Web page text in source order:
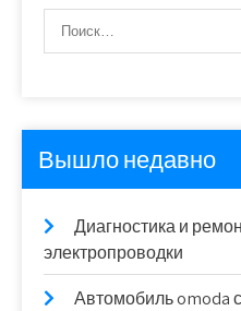
Вышло недавно
Диагностика и
электропроводки
Автомобиль omoda